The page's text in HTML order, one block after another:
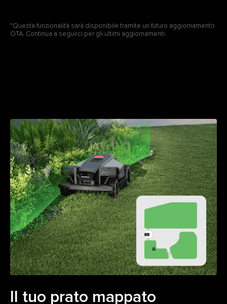
*Questa funzionalità sarà disponibile tramite un futuro aggiornamento
OTA. Continua a seguirci per gli ultimi aggiornamenti.
Il tuo prato mappato